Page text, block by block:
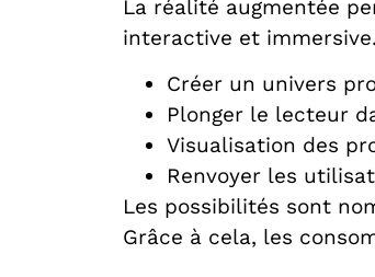
La réalité augmentée
interactive et
Créer un univers
Plonger le lecteur
Visualisation des
Renvoyer les
Les possibilités sont
Grâce à cela, les